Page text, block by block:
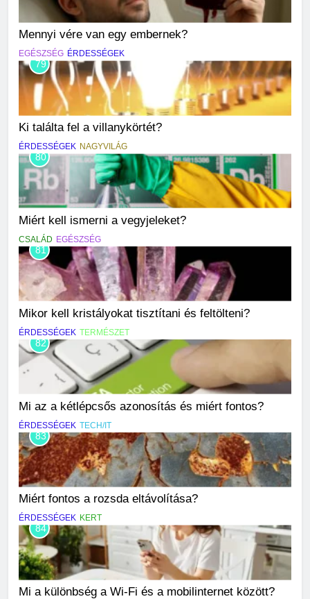
Mennyi vére van egy embernek?
EGÉSZSÉG ÉRDESSÉGEK
79
Ki találta fel a villanykörtét?
ÉRDESSÉGEK NAGYVILÁG
80
Miért kell ismerni a vegyjeleket?
CSALÁD EGÉSZSÉG
81
Mikor kell kristályokat tisztítani és feltölteni?
ÉRDESSÉGEK TERMÉSZET
82
Mi az a kétlépcsős azonosítás és miért fontos?
ÉRDESSÉGEK TECH/IT
83
Miért fontos a rozsda eltávolítása?
ÉRDESSÉGEK KERT
84
Mi a különbség a Wi-Fi és a mobilinternet között?